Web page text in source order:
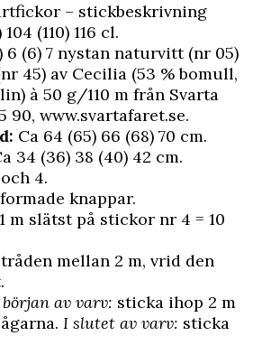
– stickbeskrivning
(110) 116 cl.
6 (6) 7 nystan naturvitt (nr 05)
45) av Cecilia (53 % bomull,
à 50 g/110 m från Svarta
90, www.svartafaret.se.
Ca 64 (65) 66 (68) 70 cm.
34 (36) 38 (40) 42 cm.
4.
knappar.
m slätst på stickor nr 4 = 10
mellan 2 m, vrid den
av varv: sticka ihop 2 m
I slutet av varv: sticka